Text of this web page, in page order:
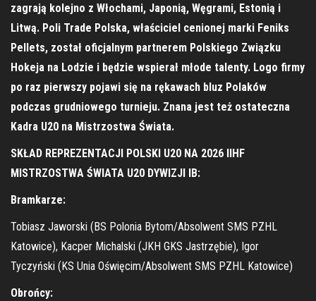
zagrają kolejno z Włochami, Japonią, Węgrami, Estonią i
Litwą. Poli Trade Polska, właściciel cenionej marki Feniks
Pellets, został oficjalnym partnerem Polskiego Związku
Hokeja na Lodzie i będzie wspierał młode talenty. Logo firmy
po raz pierwszy pojawi się na rękawach bluz Polaków
podczas grudniowego turnieju. Znana jest też ostateczna
Kadra U20 na Mistrzostwa Świata.
SKŁAD REPREZENTACJI POLSKI U20 NA 2026 IIHF
MISTRZOSTWA ŚWIATA U20 DYWIZJI IB:
Bramkarze:
Tobiasz Jaworski (BS Polonia Bytom/Absolwent SMS PZHL
Katowice), Kacper Michalski (JKH GKS Jastrzębie), Igor
Tyczyński (KS Unia Oświęcim/Absolwent SMS PZHL Katowice)
Obrońcy: